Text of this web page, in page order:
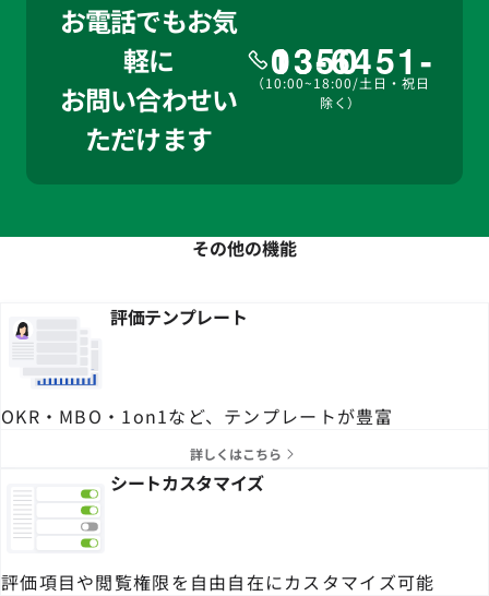
お電話でもお気
軽に
お問い合わせい
ただけます
03-6451-1350
（10:00~18:00/土日・祝日
除く）
その他の機能
評価テンプレート
OKR・MBO・1on1など、テンプレートが豊富
詳しくはこちら
シートカスタマイズ
評価項目や閲覧権限を自由自在にカスタマイズ可能